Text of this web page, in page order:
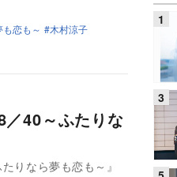
恋も～ 木村涼子
40～ふたりな
りなら夢も恋も～』